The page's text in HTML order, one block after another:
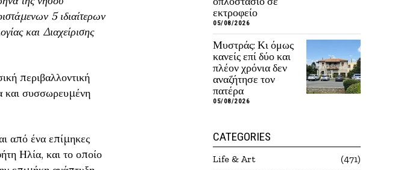
5 ιδιαίτερων
και Διαχείρισης
περιβαλλοντική
και συσσωρευμένη
από ένα επίμηκες
Ηλία, και το οποίο
εκτροφείο
05/08/2026
Μυστράς: Κι όμως
κανείς επί δύο και
πλέον χρόνια δεν
αναζήτησε τον
πατέρα
05/08/2026
CATEGORIES
Life & Art
471